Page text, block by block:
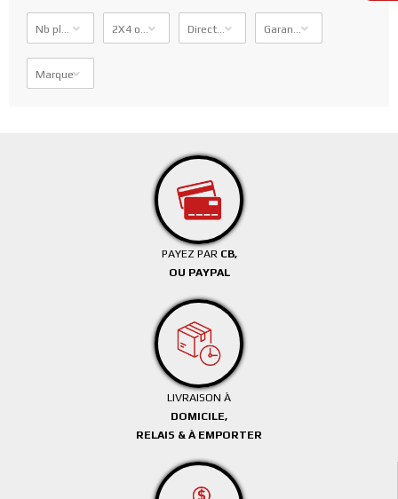
Nb places Carte Grise 2X4 ou 4X4 Direction Assistée Garantie constructeur
Marque
PAYEZ PAR CB,
OU PAYPAL
LIVRAISON À
DOMICILE,
RELAIS & À EMPORTER